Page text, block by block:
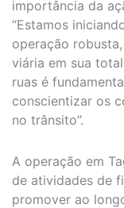
importância da
“Estamos
operação
viária em sua
ruas é
conscientizar os
no trânsito”.
A operação em
de atividades de
promover ao